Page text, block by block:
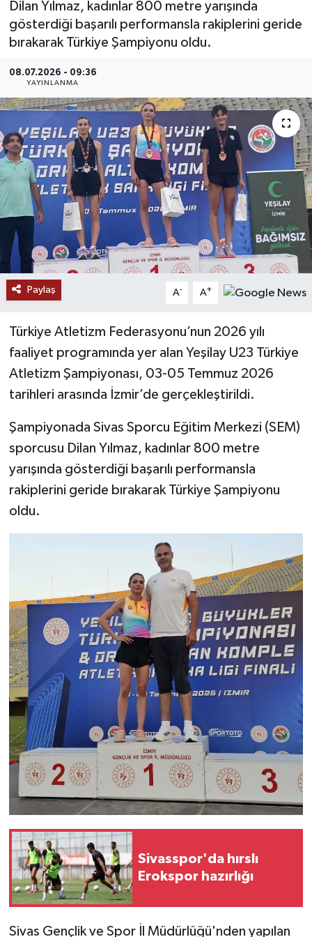
Dilan Yılmaz, kadınlar 800 metre yarışında
gösterdiği başarılı performansla rakiplerini geride
bırakarak Türkiye Şampiyonu oldu.
08.07.2026 - 09:36
YAYINLANMA
Paylaş A- A+
Türkiye Atletizm Federasyonu’nun 2026 yılı
faaliyet programında yer alan Yeşilay U23 Türkiye
Atletizm Şampiyonası, 03-05 Temmuz 2026
tarihleri arasında İzmir’de gerçekleştirildi.
Şampiyonada Sivas Sporcu Eğitim Merkezi (SEM)
sporcusu Dilan Yılmaz, kadınlar 800 metre
yarışında gösterdiği başarılı performansla
rakiplerini geride bırakarak Türkiye Şampiyonu
oldu.
Sivasspor'da hırslı
Erokspor hazırlığı
Sivas Gençlik ve Spor İl Müdürlüğü'nden yapılan
MAGAZİN
RESMİ İLANLAR
SAĞLIK
SİYASET
SOSYAL YARDIMLAR
SPONSORLU YAZI
SPOR